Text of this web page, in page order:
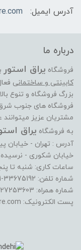
آدرس ایمیل:
درباره ما
فروشگاه یراق استور
کابینتی و ساختمانی
بزرگ فروشگاه و تنوع
فروشگاه های جنوب
مشتریان عزیز
به فروشگاه یراق
آدرس : تهران - خیابان
خیابان شکوری - نرسیده
ساعات کاری: شنبه تا پنجشنبه از
شماره تلفن: 33675192-021
شماره همراه: 09127253603 - 09354596691
پست الکترونیک: info@yaraqstore.com